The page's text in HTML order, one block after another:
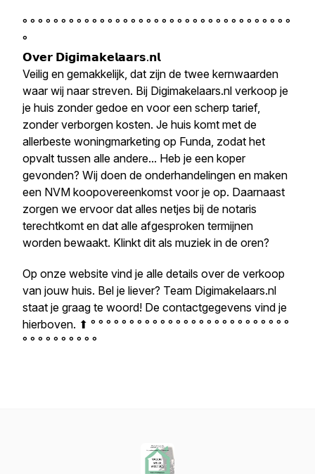
° ° ° ° ° ° ° ° ° ° ° ° ° ° ° ° ° ° ° ° ° ° ° ° ° ° ° ° ° ° ° ° ° ° °
°
𝗢𝘃𝗲𝗿 𝗗𝗶𝗴𝗶𝗺𝗮𝗸𝗲𝗹𝗮𝗮𝗿𝘀.𝗻𝗹
Veilig en gemakkelijk, dat zijn de twee kernwaarden
waar wij naar streven. Bij Digimakelaars.nl verkoop je
je huis zonder gedoe en voor een scherp tarief,
zonder verborgen kosten. Je huis komt met de
allerbeste woningmarketing op Funda, zodat het
opvalt tussen alle andere... Heb je een koper
gevonden? Wij doen de onderhandelingen en maken
een NVM koopovereenkomst voor je op. Daarnaast
zorgen we ervoor dat alles netjes bij de notaris
terechtkomt en dat alle afgesproken termijnen
worden bewaakt. Klinkt dit als muziek in de oren?
Op onze website vind je alle details over de verkoop
van jouw huis. Bel je liever? Team Digimakelaars.nl
staat je graag te woord! De contactgegevens vind je
hierboven. ⬆ ° ° ° ° ° ° ° ° ° ° ° ° ° ° ° ° ° ° ° ° ° ° ° ° ° °
° ° ° ° ° ° ° ° ° °